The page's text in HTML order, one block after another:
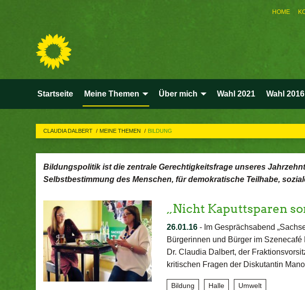
HOME
Startseite Meine Themen Über mich Wahl 2021 Wahl 2016
CLAUDIA DALBERT MEINE THEMEN BILDUNG
Bildungspolitik ist die zentrale Gerechtigkeitsfrage unseres
Selbstbestimmung des Menschen, für demokratische Teilhabe,
„Nicht Kaputtsparen
26.01.16- Im Gesprächsabend
Bürgerinnen und Bürger im
Dr. Claudia Dalbert, der
kritischen Fragen der Diskutantin
Bildung Halle Umwelt